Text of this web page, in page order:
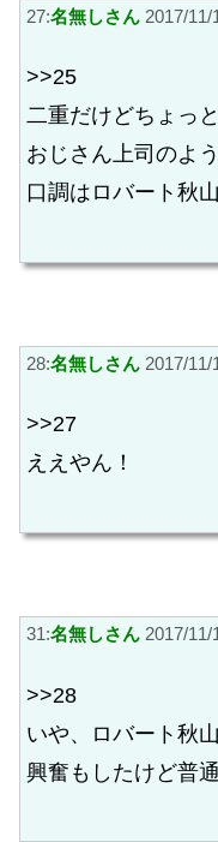
27:名無しさん 2017/11/
>>25
二重だけどちょっ
おじさん上司のよ
口調はロバート秋
28:名無しさん 2017/11/
>>27
ええやん！
31:名無しさん 2017/11/
>>28
いや、ロバート秋
興奮もしたけど普